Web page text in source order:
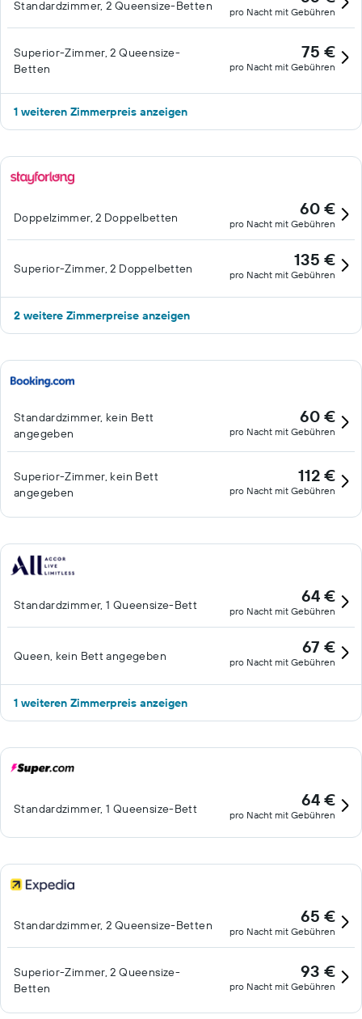
Standardzimmer, 2 Queensize-Betten pro Nacht mit Gebühren
Superior-Zimmer, 2 Queensize-
Betten
75 €
pro Nacht mit Gebühren
1 weiteren Zimmerpreis anzeigen
Doppelzimmer, 2 Doppelbetten 60 €
pro Nacht mit Gebühren
Superior-Zimmer, 2 Doppelbetten 135 €
pro Nacht mit Gebühren
2 weitere Zimmerpreise anzeigen
Standardzimmer, kein Bett
angegeben
60 €
pro Nacht mit Gebühren
Superior-Zimmer, kein Bett
angegeben
112 €
pro Nacht mit Gebühren
Standardzimmer, 1 Queensize-Bett 64 €
pro Nacht mit Gebühren
Queen, kein Bett angegeben 67 €
pro Nacht mit Gebühren
1 weiteren Zimmerpreis anzeigen
Standardzimmer, 1 Queensize-Bett 64 €
pro Nacht mit Gebühren
Standardzimmer, 2 Queensize-Betten 65 €
pro Nacht mit Gebühren
Superior-Zimmer, 2 Queensize-
Betten
93 €
pro Nacht mit Gebühren